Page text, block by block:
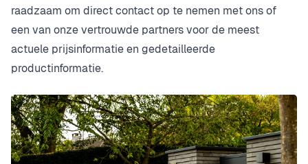
raadzaam om direct contact op te nemen met ons of
een van onze vertrouwde partners voor de meest
actuele prijsinformatie en gedetailleerde
productinformatie.